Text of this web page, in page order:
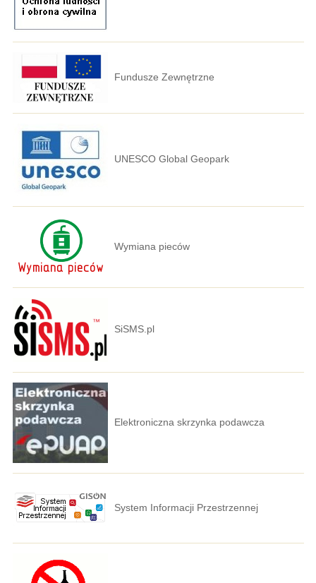
Fundusze Zewnętrzne
UNESCO Global Geopark
Wymiana pieców
SiSMS.pl
Elektroniczna skrzynka podawcza
System Informacji Przestrzennej